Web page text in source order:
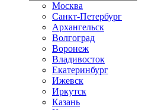
Москва
Санкт-Петербург
Архангельск
Волгоград
Воронеж
Владивосток
Екатеринбург
Ижевск
Иркутск
Казань